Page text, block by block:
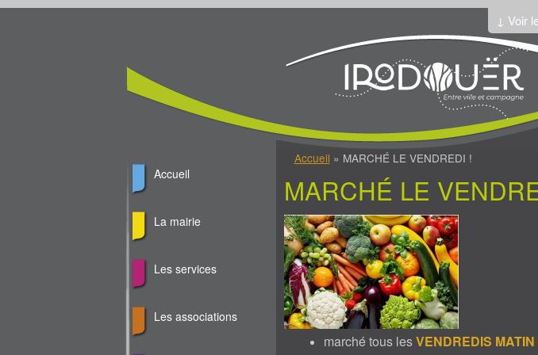
Jump to Content
↓ Voir
Vous êtes ici Accueil » MARCHÉ LE VENDREDI !
MARCHÉ LE
marché tous lesVENDREDIS
Accueil
La mairie
Les services
Les associations